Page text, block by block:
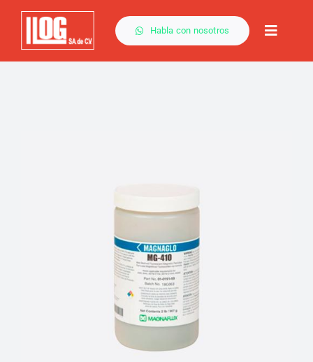
Saltar
contenido
Habla con nosotros
Toggle